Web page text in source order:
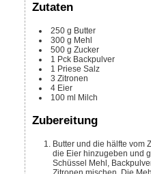
Zutaten
250 g Butter
300 g Mehl
500 g Zucker
1 Pck Backpulver
1 Priese Salz
3 Zitronen
4 Eier
100 ml Milch
Zubereitung
Butter und die hälfte vom Zucker schaumig schlagen, dann
die Eier hinzugeben und
Schüssel Mehl,